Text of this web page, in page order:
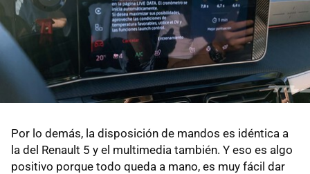
Por lo demás, la disposición de mandos es idéntica a
la del Renault 5 y el multimedia también. Y eso es algo
positivo porque todo queda a mano, es muy fácil dar